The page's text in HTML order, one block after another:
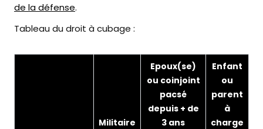
de la défense.
Tableau du droit à cubage :
Militaire
Epoux(se)
ou coinjoint
pacsé
depuis + de
3 ans
Enfant
ou
parent
à
charge